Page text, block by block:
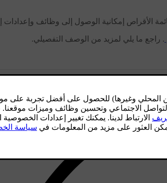
. راجع ما يلي لمزيد من الوصف التفصيلي.